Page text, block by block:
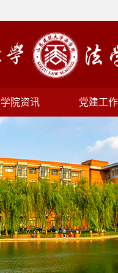
学院资讯 党建工作